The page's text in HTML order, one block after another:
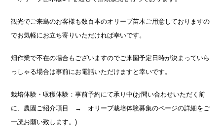
観光でご来島のお客様も数百本のオリーブ苗木ご用意しておりますの
でお気軽にお立ち寄りいただければ幸いです。
畑作業で不在の場合もございますのでご来園予定日時が決まっていら
っしゃる場合は事前にお電話いただけますと幸いです。
栽培体験・収穫体験：事前予約にて承り中(お問い合わせいただく前
に、農園ご紹介項目 → オリーブ栽培体験募集のページの詳細をご
一読お願い致します。)